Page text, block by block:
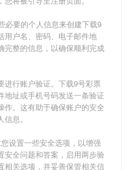
必要的个人信息来创建下载9
用户名、密码、电子邮件地
完整的信息，以确保顺利完成
行账户验证。 下载9号彩票
地址或手机号码发送一条验证
作。这有助于确保账户的安全
息。
设置一些安全选项，以增强
安全问题和答案，启用两步验
相关选项，并妥善保管相关信